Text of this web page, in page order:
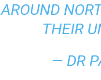
AROUND
THEIR
— DR